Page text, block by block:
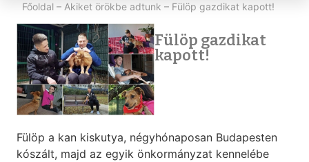
Főoldal – Akiket örökbe adtunk – Fülöp gazdikat kapott!
Fülöp gazdikat
kapott!
Fülöp a kan kiskutya, négyhónaposan Budapesten
kószált, majd az egyik önkormányzat kennelébe